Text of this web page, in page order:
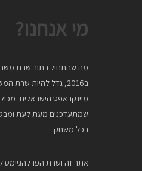
מי אנחנו?
מה שהתחיל בתור שרת
ב2016, גדל להיות שרת
מיינקראפט הישראלית.
שמתעדכנים מעת לעת
בכל משחק.
אתר זה ושרת הפרלהגיימס